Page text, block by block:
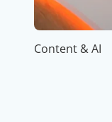
Content & AI